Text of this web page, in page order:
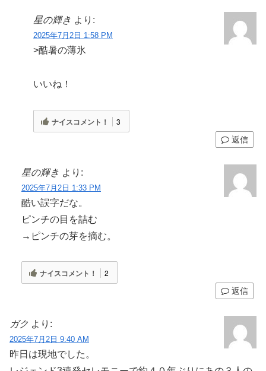
星の輝き より:
2025年7月2日 1:58 PM
>酷暑の薄氷
いいね！
ナイスコメント！ 3
返信
星の輝き より:
2025年7月2日 1:33 PM
酷い誤字だな。
ピンチの目を詰む
→ピンチの芽を摘む。
ナイスコメント！ 2
返信
ガク より:
2025年7月2日 9:40 AM
昨日は現地でした。